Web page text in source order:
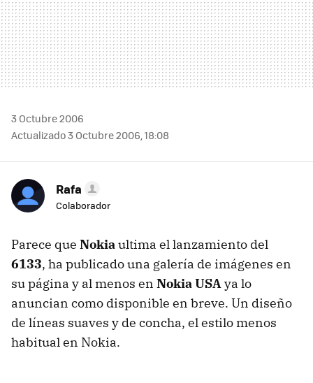
3 Octubre 2006
Actualizado 3 Octubre 2006, 18:08
Rafa
Colaborador
Parece que Nokiaultima el lanzamiento del
6133, ha publicado una galería de imágenes en
su página y al menos en Nokia USAya lo
anuncian como disponible en breve. Un diseño
de líneas suaves y de concha, el estilo menos
habitual en Nokia.